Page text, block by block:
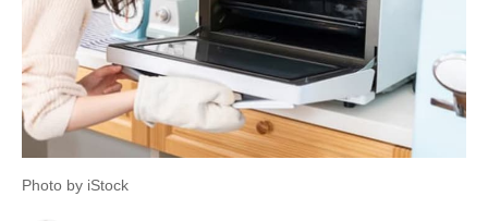
Photo by iStock